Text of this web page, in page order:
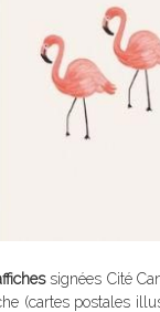
signées Cité
(cartes postales